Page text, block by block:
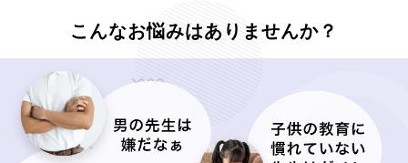
こんなお悩みはありませんか？